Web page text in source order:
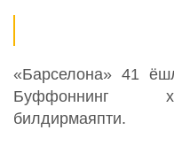
«Барселона» 41
Буффоннинг
билдирмаяпти.